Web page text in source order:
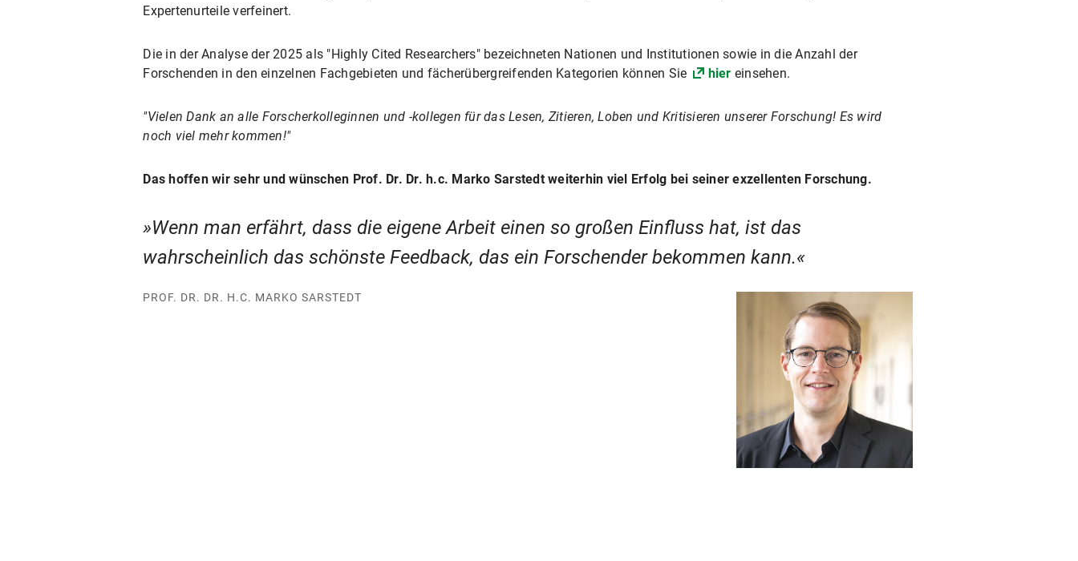
Expertenurteile verfeinert.
Die in der Analyse der 2025 als "Highly Cited Researchers" bezeichneten Nationen und Institutionen sowie in die Anzahl der
Forschenden in den einzelnen Fachgebieten und fächerübergreifenden Kategorien können Sie
hier einsehen.
"Vielen Dank an alle Forscherkolleginnen und -kollegen für das Lesen, Zitieren, Loben und Kritisieren unserer Forschung! Es wird
noch viel mehr kommen!"
Das hoffen wir sehr und wünschen Prof. Dr. Dr. h.c. Marko Sarstedt weiterhin viel Erfolg bei seiner exzellenten Forschung.
Wenn man erfährt, dass die eigene Arbeit einen so großen Einfluss hat, ist das
wahrscheinlich das schönste Feedback, das ein Forschender bekommen kann.
PROF. DR. DR. H.C. MARKO SARSTEDT